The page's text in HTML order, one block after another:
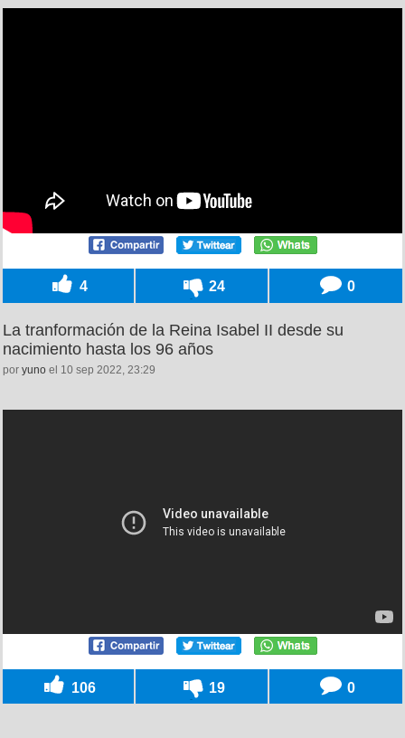
4 24 0
La tranformación de la Reina Isabel II desde su
nacimiento hasta los 96 años
por yuno el 10 sep 2022, 23:29
106 19 0